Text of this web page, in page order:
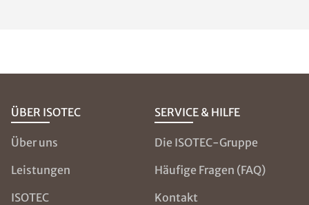
ÜBER ISOTEC
Über uns
Leistungen
ISOTEC
SERVICE & HILFE
Die ISOTEC-Gruppe
Häufige Fragen (FAQ)
Kontakt